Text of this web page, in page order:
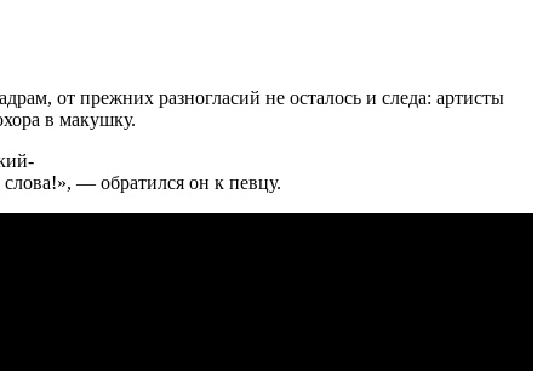
от прежних разногласий не осталось и следа: артисты
в макушку.
— обратился он к певцу.